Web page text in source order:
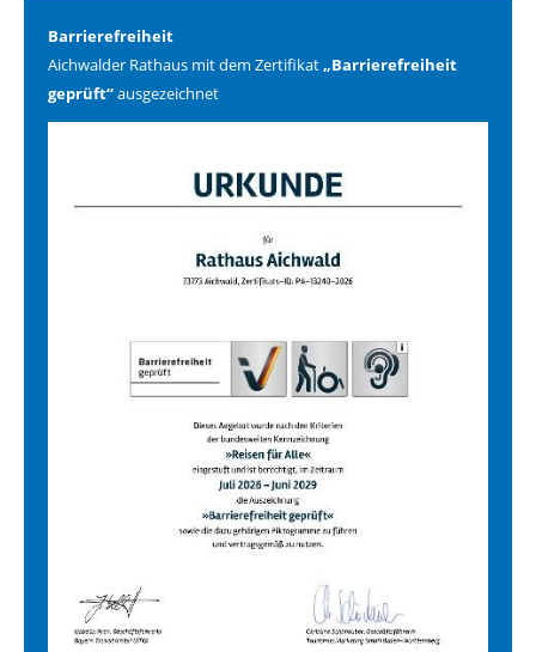
Barrierefreiheit
Aichwalder Rathaus mit dem Zertifikat „Barrierefreiheit
geprüft“ausgezeichnet